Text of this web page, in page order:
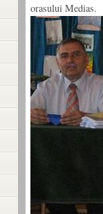
orasului Medias.